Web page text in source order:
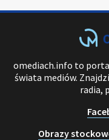
omediach.info to
świata mediów.
radia,
Obrazy